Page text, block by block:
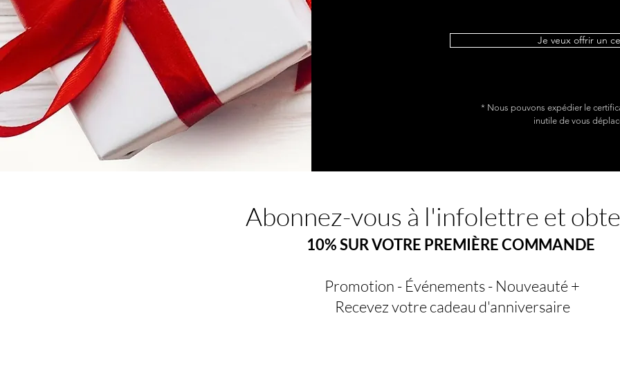
Je veux offrir un
* Nous pouvons expédier le
inutile de vous
Abonnez-vous à l'infolettre et
10% SUR VOTRE PREMIÈRE COMMANDE
Promotion - Événements - Nouveauté +
Recevez votre cadeau d'anniversaire